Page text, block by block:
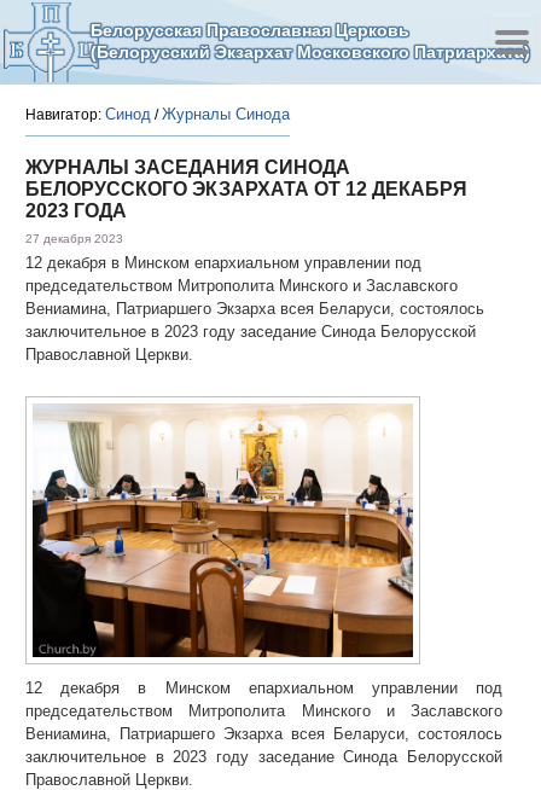
Белорусская Православная Церковь
(Белорусский Экзархат Московского Патриархата)
Навигатор: Синод /Журналы Синода
ЖУРНАЛЫ ЗАСЕДАНИЯ СИНОДА
БЕЛОРУССКОГО ЭКЗАРХАТА ОТ 12 ДЕКАБРЯ
2023 ГОДА
27 декабря 2023
12 декабря в Минском епархиальном управлении под
председательством Митрополита Минского и Заславского
Вениамина, Патриаршего Экзарха всея Беларуси, состоялось
заключительное в 2023 году заседание Синода Белорусской
Православной Церкви.
12 декабря в Минском епархиальном управлении под
председательством Митрополита Минского и Заславского
Вениамина, Патриаршего Экзарха всея Беларуси, состоялось
заключительное в 2023 году заседание Синода Белорусской
Православной Церкви.